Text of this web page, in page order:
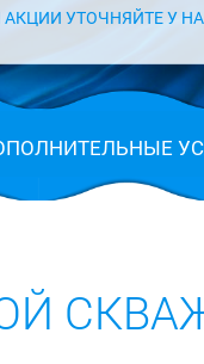
УТОЧНЯЙТЕ У